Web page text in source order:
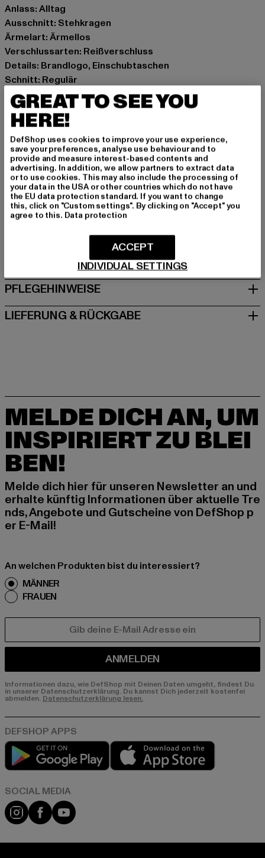
Anlass: Alltag
Ausschnitt: Stehkragen
Ärmelart: Ärmellos
Verschlussarten: Reißverschluss
Details: Brandlogo, Einschubtaschen
Schnitt: Regulär
Marke: Dangerous DNGRS
Kat.: Westen
Farbe: orange
Hersteller Farbe: camouflage
Materialzusammensetzung: 100% Polyester
Art.Nr: DGVE001-02529
Hersteller: TB International GmbH |info@tbint.de
Dr.-Robert-Murjahn-Straße 7 | 64372 Ober-Ramstadt |
DE
GRÖSSE & PASSFORM
PFLEGEHINWEISE
LIEFERUNG & RÜCKGABE
MELDE DICH AN, UM
INSPIRIERT ZU BLEI
BEN!
Melde dich hier für unseren Newsletter an und
erhalte künftig Informationen über aktuelle Tre
nds, Angebote und Gutscheine von DefShop p
er E-Mail!
An welchen Produkten bist du interessiert?
MÄNNER
FRAUEN
ANMELDEN
Informationen dazu, wie DefShop mit Deinen Daten umgeht, findest Du
in unserer Datenschutzerklärung. Du kannst Dich jederzeit kostenfei
abmelden. Datenschutzerklärung lesen.
Play market
Instagram
FacebookYouTube
GREAT TO SEE YOU
HERE!
DefShop uses cookies to improve your use experience,
save your preferences, analyse use behaviour and to
provide and measure interest-based contents and
advertising. In addition, we allow partners to extract data
or to use cookies. This may also include the processing of
your data in the USA or other countries which do not have
the EU data protection standard. If you want to change
this, click on "Custom settings". By clicking on "Accept" you
agree to this. Data protection
INDIVIDUAL SETTINGS
ACCEPT